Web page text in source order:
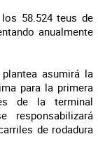
58.524 teus de
anualmente
asumirá la
para la primera
de la terminal
responsabilizará
de rodadura